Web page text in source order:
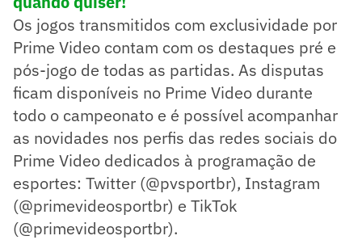
Os jogos transmitidos com exclusividade por
Prime Video contam com os destaques pré e
pós-jogo de todas as partidas. As disputas
ficam disponíveis no Prime Video durante
todo o campeonato e é possível acompanhar
as novidades nos perfis das redes sociais do
Prime Video dedicados à programação de
esportes: Twitter (@pvsportbr), Instagram
(@primevideosportbr) e TikTok
(@primevideosportbr).